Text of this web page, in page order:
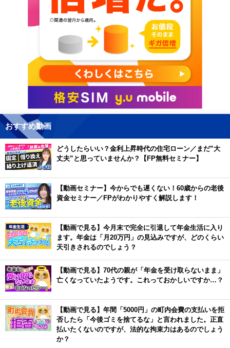
おすすめ動画
どうしたらいい？金利上昇時代の住宅ローン／まだ”大
丈夫”と思っていませんか？【FP無料セミナー】
【動画セミナー】今からでも遅くない！60歳からの老後
資金セミナー／FPがわかりやすく解説します！
【動画で見る】今月末で完全に引退して年金生活に入り
ます。年金は「月20万円」の見込みですが、どのくらい
天引きされるのでしょう？
【動画で見る】70代の親が「年金を受け取らないまま」
亡くなっていたようです。これっておかしいですか…？
【動画で見る】年間「5000円」の町内会費の支払いを拒
否したら「今後ゴミを捨てるな」と言われました。正直
払いたくないのですが、法的な拘束力はあるのでしょう
か？